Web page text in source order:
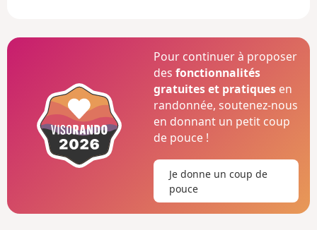
Pour continuer à proposer
desfonctionnalités
gratuites et pratiques en
randonnée, soutenez-nous
en donnant un petit coup
de pouce !
Je donne un coup de
pouce